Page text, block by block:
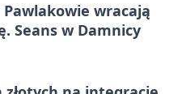
wracają
Seans w Damnicy